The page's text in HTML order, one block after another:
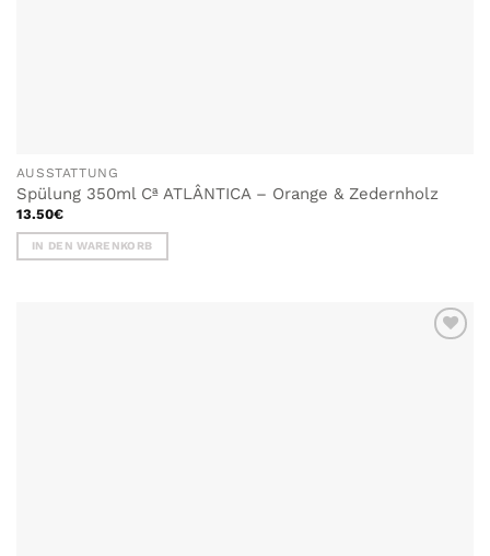
AUSSTATTUNG
Spülung 350ml Cª ATLÂNTICA – Orange & Zedernholz
13.50€
IN DEN WARENKORB